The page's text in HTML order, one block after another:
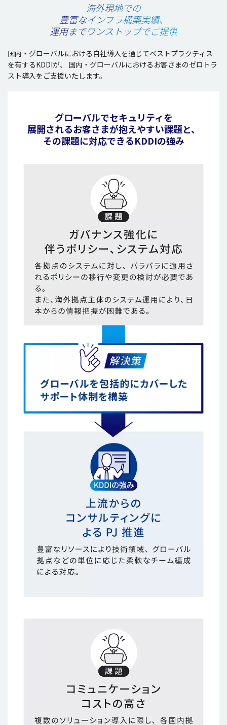
海外現地での
豊富なインフラ構築実績、
運用までワンストップでご提供
国内・グローバルにおける自社導入を通じてベストプラクティス
を有するKDDIが、
国内・グローバルにおけるお客さまのゼロトラ
スト導入をご支援いたします。
グローバルでセキュリティを
展開されるお客さまが抱えやすい課題と、
その課題に対応できるKDDIの強み